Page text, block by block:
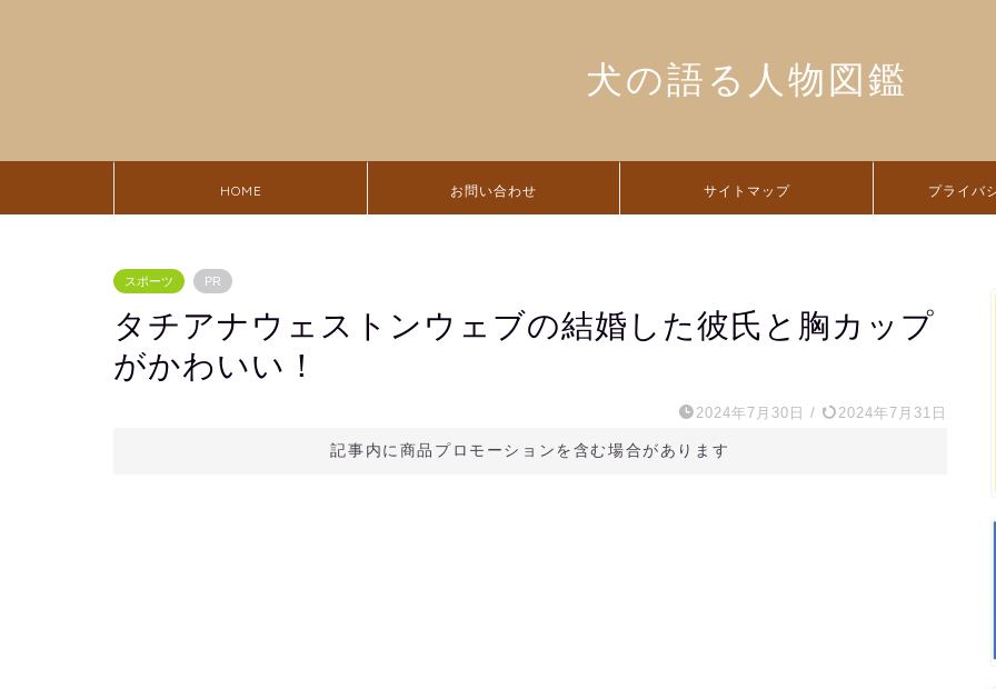
犬の語る人物図鑑
HOME お問い合わせ サイトマップ プライバ
スポーツ PR
タチアナウェストンウェブの結婚した彼氏と胸カップ
がかわいい！
2024年7月30日 / 2024年7月31日
記事内に商品プロモーションを含む場合があります